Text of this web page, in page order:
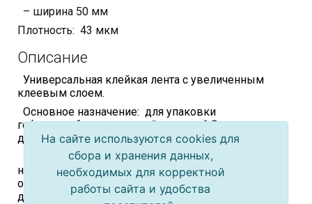
– ширина 50 мм
Плотность: 43 мкм
Описание
Универсальная клейкая лента с увеличенным
клеевым слоем.
Основное назначение: для упаковки
гофрокоробов с толщиной картона 2,5 мм и весом
до 5-6 кг.
Рекомендована к применению там, где требуется
надежная склейка, устойчивая к воздействию
окружающей среды. Допустимо применение как
для ручной, так и для машинной склейки.
На сайте используются cookies для
сбора и хранения данных,
необходимых для корректной
работы сайта и удобства